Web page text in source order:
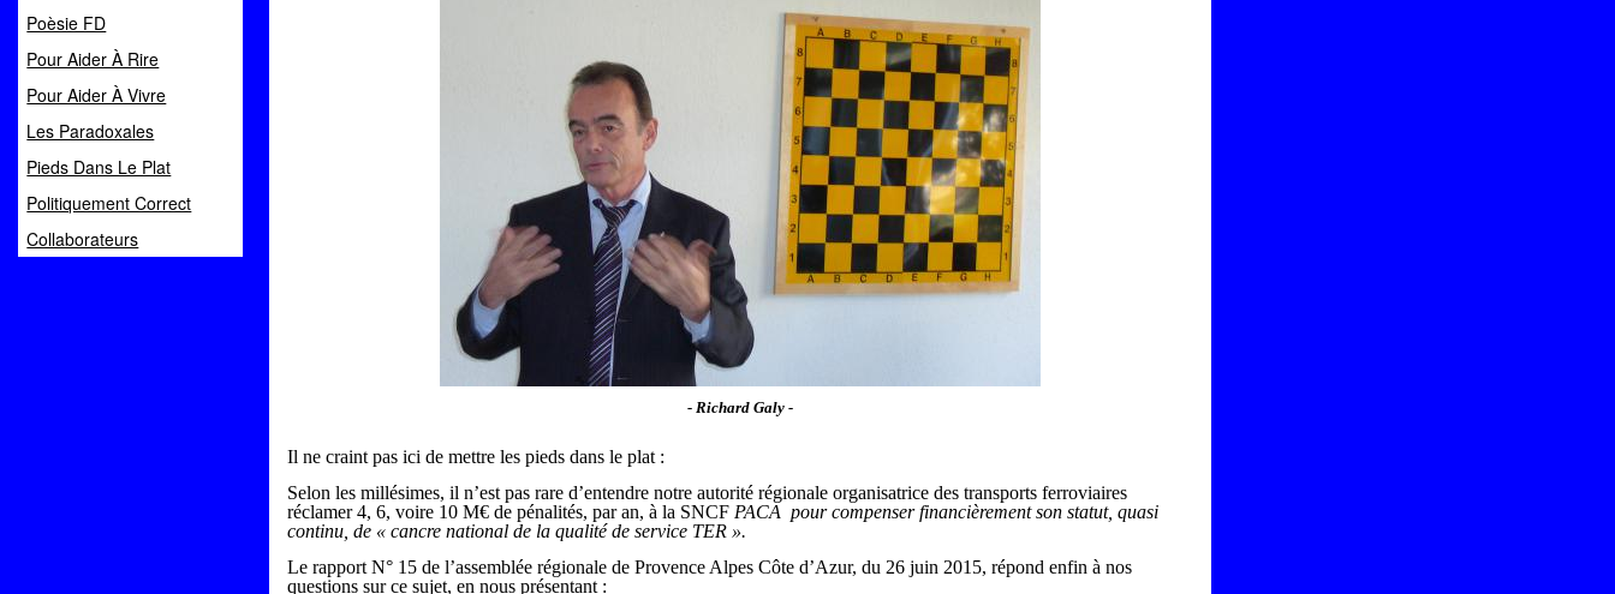
Poèsie FD
Pour Aider À Rire
Pour Aider À Vivre
Les Paradoxales
Pieds Dans Le Plat
Politiquement Correct
Collaborateurs
- Richard Galy -
Il ne craint pas ici de mettre les pieds dans le plat :
Selon les millésimes, il n’est pas rare d’entendre notre autorité régionale organisatrice des transports ferroviaires
réclamer 4, 6, voire 10 M€ de pénalités, par an, à la SNCF PACA pour compenser financièrement son statut, quasi
continu, de « cancre national de la qualité de service TER ».
Le rapport N° 15 de l’assemblée régionale de Provence Alpes Côte d’Azur, du 26 juin 2015, répond enfin à nos
questions sur ce sujet, en nous présentant :